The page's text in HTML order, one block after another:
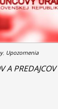
, Upozornenia
A PREDAJCOV